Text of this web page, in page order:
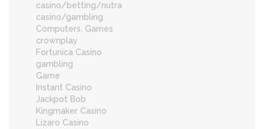
casino/betting/nutra
casino/gambling
Computers, Games
crownplay
Fortunica Casino
gambling
Game
Instant Casino
Jackpot Bob
Kingmaker Casino
Lizaro Casino